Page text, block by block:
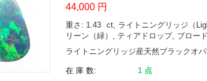
44,000 円
重さ: 1.43 ct , ライトニングリッジ（
リーン（緑）, ティアドロップ, ブロー
ライトニングリッジ産天然ブラックオ
在 庫 数: 1 点